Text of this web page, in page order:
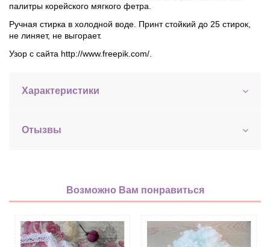
палитры корейского мягкого фетра
Ручная стирка в холодной воде. Принт стойкий до 25 стирок,
не линяет, не выгорает.
Узор с сайта http://www.freepik.com/.
Характеристики
Отызвы
Возможно Вам понравиться